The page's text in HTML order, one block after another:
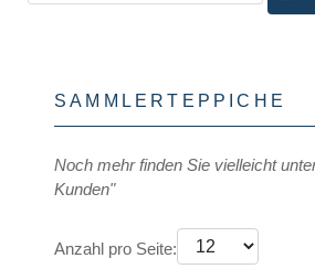
SAMMLERTEPPICHE
Noch mehr finden Sie vielleicht
Kunden"
Anzahl pro Seite: